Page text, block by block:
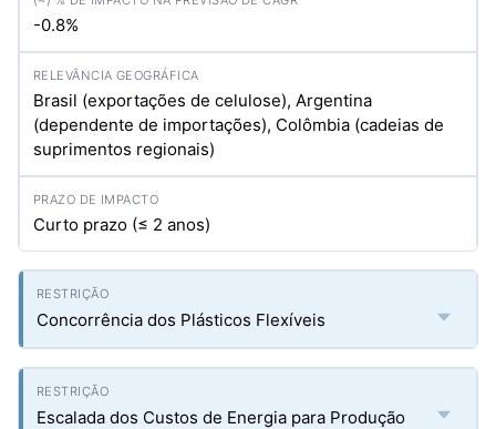
-0.8%
Brasil (exportações de celulose), Argentina
(dependente de importações), Colômbia (cadeias de
suprimentos regionais)
Curto prazo (≤ 2 anos)
Concorrência dos Plásticos Flexíveis
Escalada dos Custos de Energia para Produção